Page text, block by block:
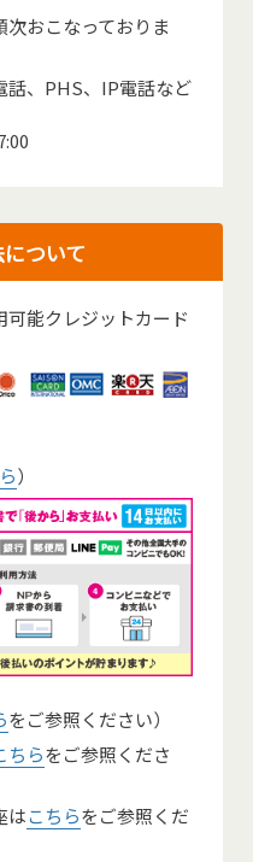
おこなっておりま
話、PHS、IP電話など
ついて
能クレジットカード
）
をご参照ください）
ちらをご参照くださ
はこちらをご参照くだ